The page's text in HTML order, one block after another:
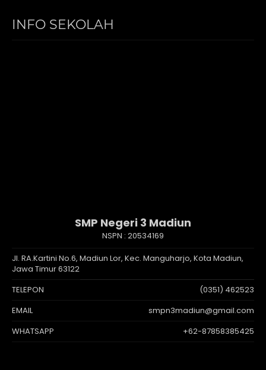
INFO SEKOLAH
SMP Negeri 3 Madiun
NSPN : 20534169
Jl. RA.Kartini No.6, Madiun Lor, Kec. Manguharjo, Kota Madiun,
Jawa Timur 63122
TELEPON
(0351) 462523
EMAIL
smpn3madiun@gmail.com
WHATSAPP
+62-87858385425